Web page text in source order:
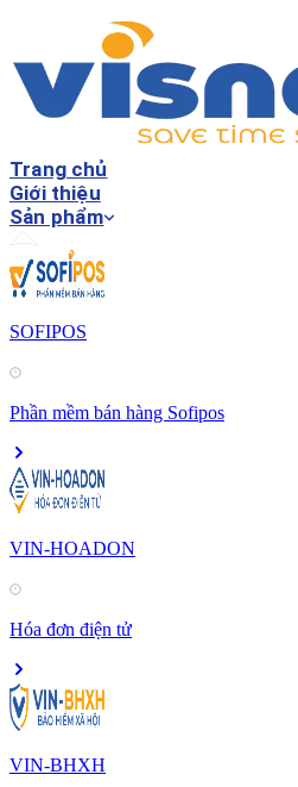
Trang chủ
Giới thiệu
Sản phẩm
SOFIPOS
Phần mềm bán hàng Sofipos
VIN-HOADON
Hóa đơn điện tử
VIN-BHXH